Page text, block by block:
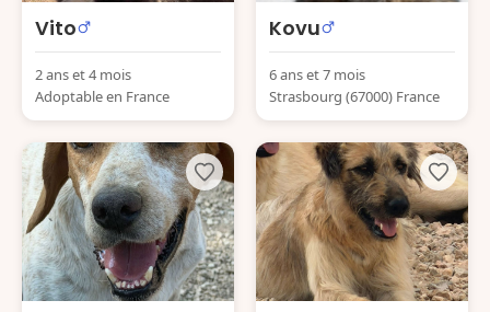
Vito
2 ans et 4 mois
Adoptable en France
Kovu
6 ans et 7 mois
Strasbourg (67000) France